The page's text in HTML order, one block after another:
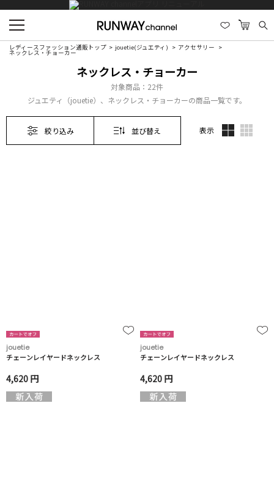
レディースファッション通販トップ jouetie(ジュエティ) アクセサリー
ネックレス・チョーカー
ネックレス・チョーカー
対象商品： 22件
ジュエティ（jouetie）、ネックレス・チョーカーの商品一覧です。
絞り込み 並び替え 表示
jouetie
チェーンレイヤードネックレス
4,620 円
jouetie
チェーンレイヤードネックレス
4,620 円